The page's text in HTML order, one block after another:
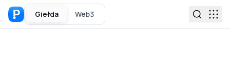
Giełda Web3